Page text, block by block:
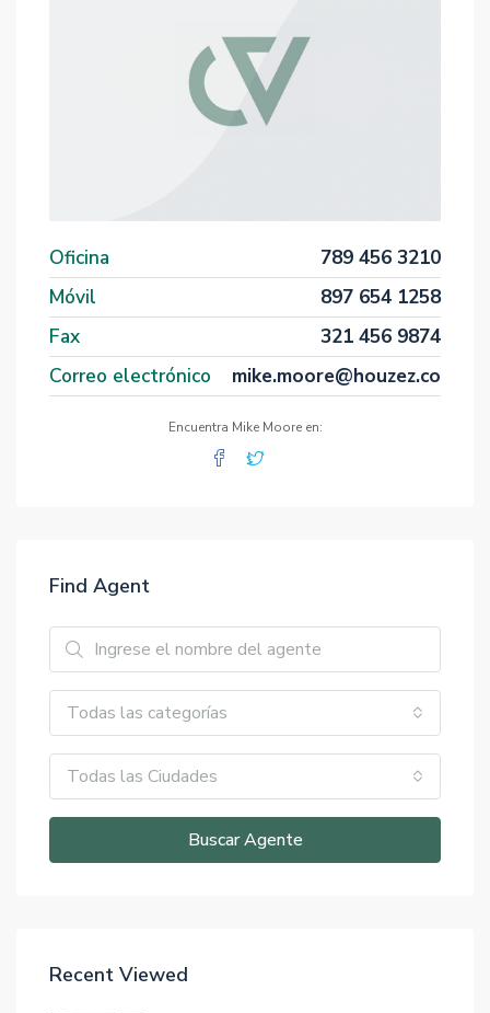
Oficina
789 456 3210
Móvil
897 654 1258
Fax
321 456 9874
Correo electrónico
mike.moore@houzez.co
Encuentra Mike Moore en:
Find Agent
Todas las categorías
Todas las Ciudades
Buscar Agente
Recent Viewed